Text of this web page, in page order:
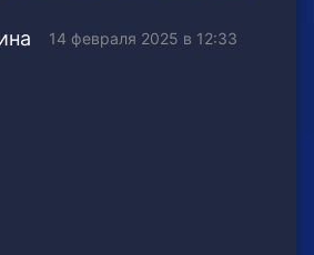
14 февраля 2025 в 12:33